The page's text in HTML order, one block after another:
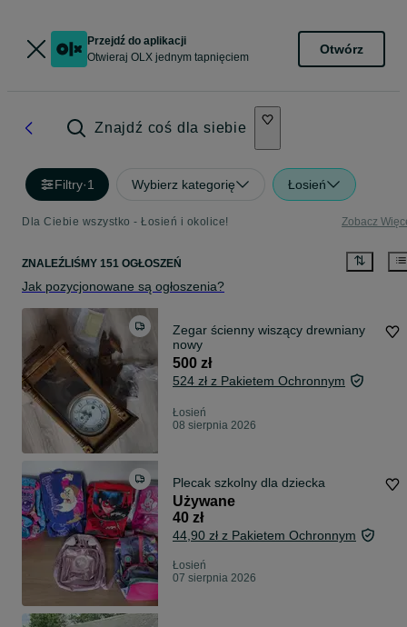
Przejdź do aplikacji
Otwieraj OLX jednym tapnięciem
Otwórz
Znajdź coś dla siebie
Filtry·1 Wybierz kategorię Łosień
Dla Ciebie wszystko - Łosień i okolice! Zobacz
ZNALEŹLIŚMY 151 OGŁOSZEŃ
Jak pozycjonowane są ogłoszenia?
Zegar ścienny wiszący drewniany
nowy
500 zł
524 zł z Pakietem Ochronnym
Łosień
08 sierpnia 2026
Plecak szkolny dla dziecka
Używane
40 zł
44,90 zł z Pakietem Ochronnym
Łosień
07 sierpnia 2026